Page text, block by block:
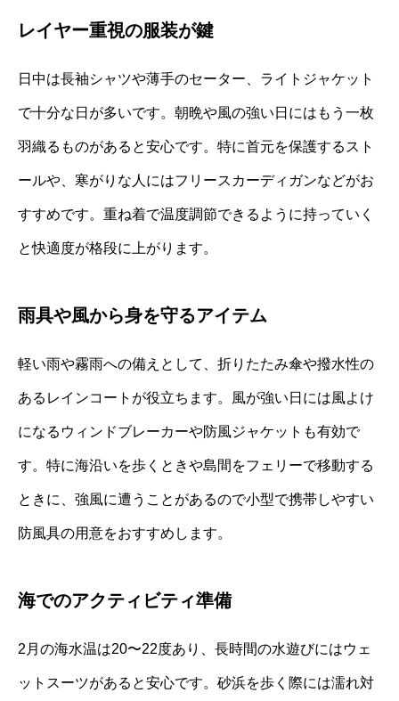
レイヤー重視の服装が鍵
日中は長袖シャツや薄手のセーター、ライトジャケット
で十分な日が多いです。朝晩や風の強い日にはもう一枚
羽織るものがあると安心です。特に首元を保護するスト
ールや、寒がりな人にはフリースカーディガンなどがお
すすめです。重ね着で温度調節できるように持っていく
と快適度が格段に上がります。
雨具や風から身を守るアイテム
軽い雨や霧雨への備えとして、折りたたみ傘や撥水性の
あるレインコートが役立ちます。風が強い日には風よけ
になるウィンドブレーカーや防風ジャケットも有効で
す。特に海沿いを歩くときや島間をフェリーで移動する
ときに、強風に遭うことがあるので小型で携帯しやすい
防風具の用意をおすすめします。
海でのアクティビティ準備
2月の海水温は20〜22度あり、長時間の水遊びにはウェ
ットスーツがあると安心です。砂浜を歩く際には濡れ対